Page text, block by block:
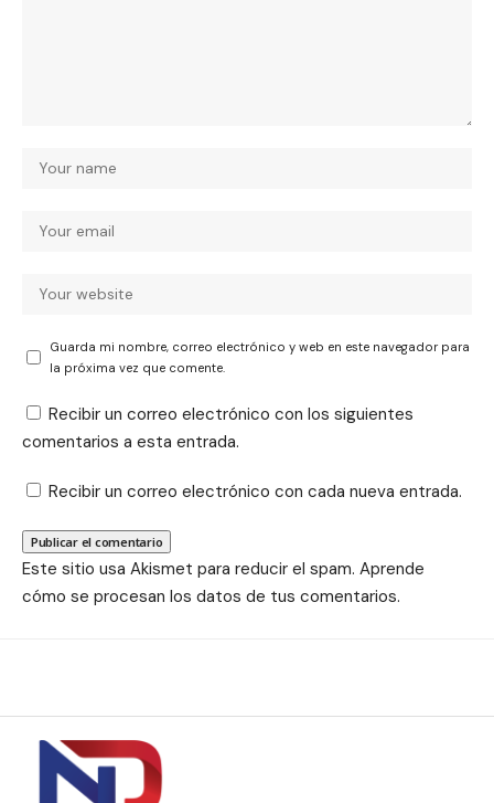
Guarda mi nombre, correo electrónico y web en este navegador para
la próxima vez que comente.
Recibir un correo electrónico con los siguientes
comentarios a esta entrada.
Recibir un correo electrónico con cada nueva entrada.
Este sitio usa Akismet para reducir el spam. Aprende
cómo se procesan los datos de tus comentarios.